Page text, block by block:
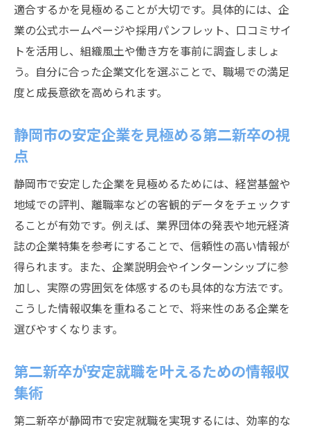
適合するかを見極めることが大切です。具体的には、企
業の公式ホームページや採用パンフレット、口コミサイ
トを活用し、組織風土や働き方を事前に調査しましょ
う。自分に合った企業文化を選ぶことで、職場での満足
度と成長意欲を高められます。
静岡市の安定企業を見極める第二新卒の視
点
静岡市で安定した企業を見極めるためには、経営基盤や
地域での評判、離職率などの客観的データをチェックす
ることが有効です。例えば、業界団体の発表や地元経済
誌の企業特集を参考にすることで、信頼性の高い情報が
得られます。また、企業説明会やインターンシップに参
加し、実際の雰囲気を体感するのも具体的な方法です。
こうした情報収集を重ねることで、将来性のある企業を
選びやすくなります。
第二新卒が安定就職を叶えるための情報収
集術
第二新卒が静岡市で安定就職を実現するには、効率的な